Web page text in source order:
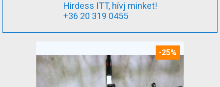
Hirdess ITT, hívj minket!
+36 20 319 0455
-25%